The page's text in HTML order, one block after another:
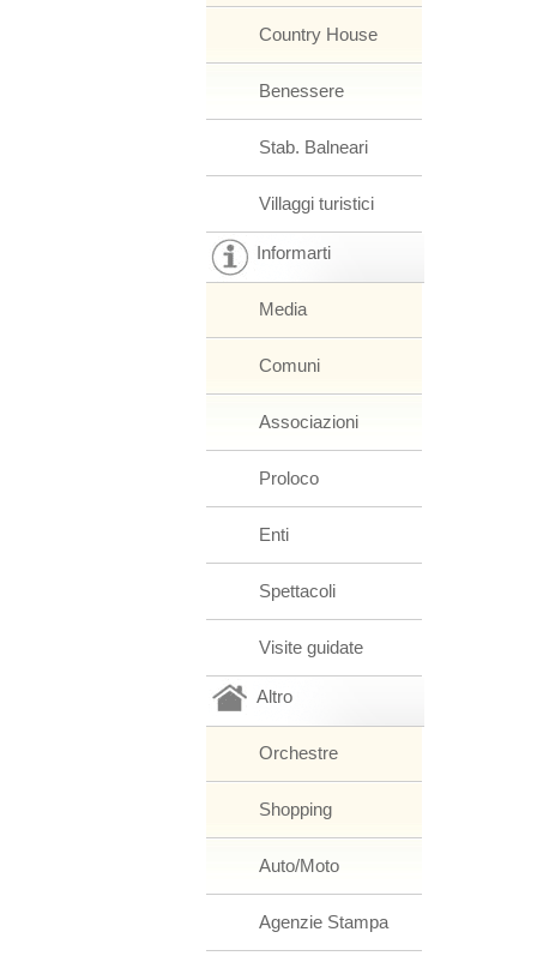
Country House
Benessere
Stab. Balneari
Villaggi turistici
Informarti
Media
Comuni
Associazioni
Proloco
Enti
Spettacoli
Visite guidate
Altro
Orchestre
Shopping
Auto/Moto
Agenzie Stampa